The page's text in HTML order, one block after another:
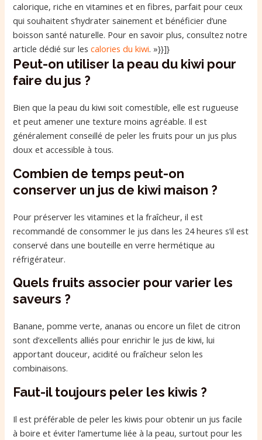
calorique, riche en vitamines et en fibres, parfait pour ceux
qui souhaitent s’hydrater sainement et bénéficier d’une
boisson santé naturelle. Pour en savoir plus, consultez notre
article dédié sur lescalories du kiwi. »}}]}
Peut-on utiliser la peau du kiwi pour
faire du jus ?
Bien que la peau du kiwi soit comestible, elle est rugueuse
et peut amener une texture moins agréable. Il est
généralement conseillé de peler les fruits pour un jus plus
doux et accessible à tous.
Combien de temps peut-on
conserver un jus de kiwi maison ?
Pour préserver les vitamines et la fraîcheur, il est
recommandé de consommer le jus dans les 24 heures s’il est
conservé dans une bouteille en verre hermétique au
réfrigérateur.
Quels fruits associer pour varier les
saveurs ?
Banane, pomme verte, ananas ou encore un filet de citron
sont d’excellents alliés pour enrichir le jus de kiwi, lui
apportant douceur, acidité ou fraîcheur selon les
combinaisons.
Faut-il toujours peler les kiwis ?
Il est préférable de peler les kiwis pour obtenir un jus facile
à boire et éviter l’amertume liée à la peau, surtout pour les